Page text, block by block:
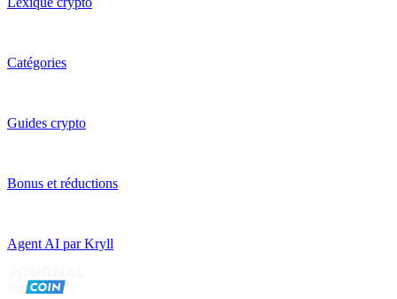
Catégories
Guides crypto
Bonus et réductions
Agent AI par Kryll